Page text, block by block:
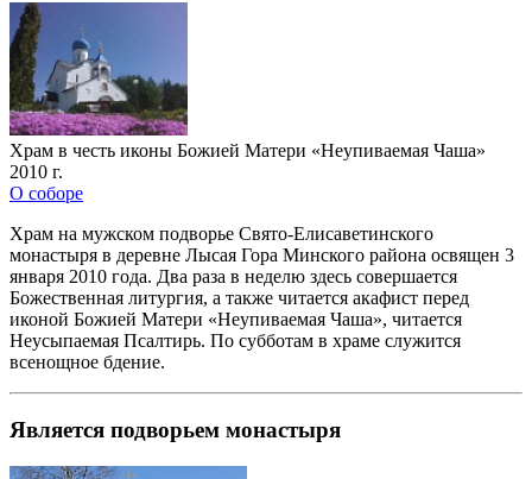
Храм в честь иконы Божией Матери «Неупиваемая Чаша»
2010 г.
О соборе
Храм на мужском подворье Свято-Елисаветинского
монастыря в деревне Лысая Гора Минского района освящен 3
января 2010 года. Два раза в неделю здесь совершается
Божественная литургия, а также читается акафист перед
иконой Божией Матери «Неупиваемая Чаша», читается
Неусыпаемая Псалтирь. По субботам в храме служится
всенощное бдение.
Является подворьем монастыря